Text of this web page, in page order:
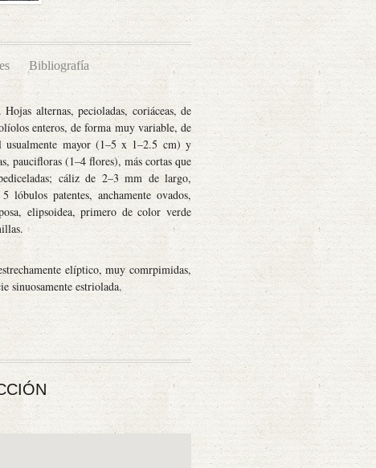
Bibliografía
alternas, pecioladas, coriáceas, de
enteros, de forma muy variable, de
usualmente mayor (1–5 x 1–2.5 cm) y
paucifloras (1–4 flores), más cortas que
cáliz de 2–3 mm de largo,
patentes, anchamente ovados,
elipsoidea, primero de color verde
elíptico, muy comrpimidas,
sinuosamente estriolada.